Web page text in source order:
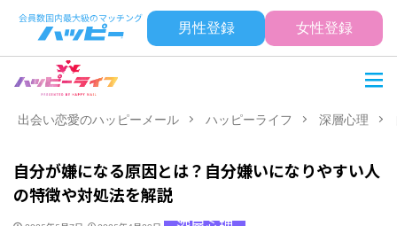
男性登録 女性登録
出会い恋愛のハッピーメール ハッピーライフ 深層心理
自分が嫌になる原因とは？自分嫌いになりやすい人
の特徴や対処法を解説